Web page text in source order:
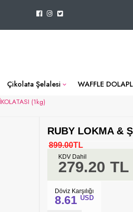
Çikolata Şelalesi WAFFLE
(1kg)
RUBY LOKMA &
899.00TL
279.20 TL
KDV Dahil
Döviz Karşılığı
8.61 USD